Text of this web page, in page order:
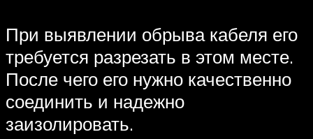
При выявлении обрыва кабеля его
требуется разрезать в этом месте.
После чего его нужно качественно
соединить и надежно
заизолировать.